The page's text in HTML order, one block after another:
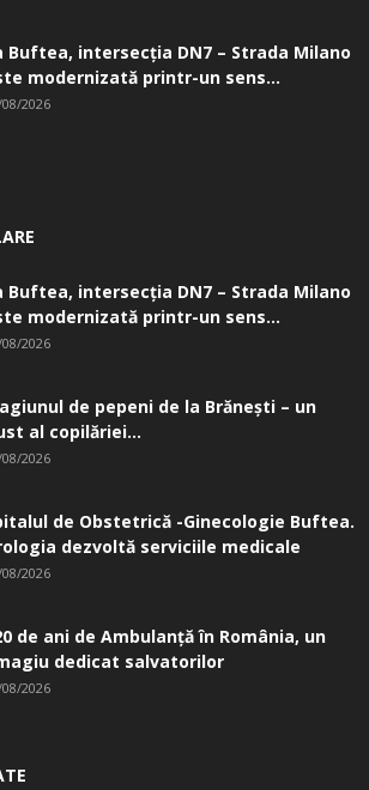
Buftea, intersecţia DN7 – Strada Milano
modernizată printr-un sens...
2026
Buftea, intersecţia DN7 – Strada Milano
modernizată printr-un sens...
2026
de pepeni de la Brăneşti – un
al copilăriei...
2026
de Obstetrică -Ginecologie Buftea.
dezvoltă serviciile medicale
2026
de ani de Ambulanță în România, un
dedicat salvatorilor
2026